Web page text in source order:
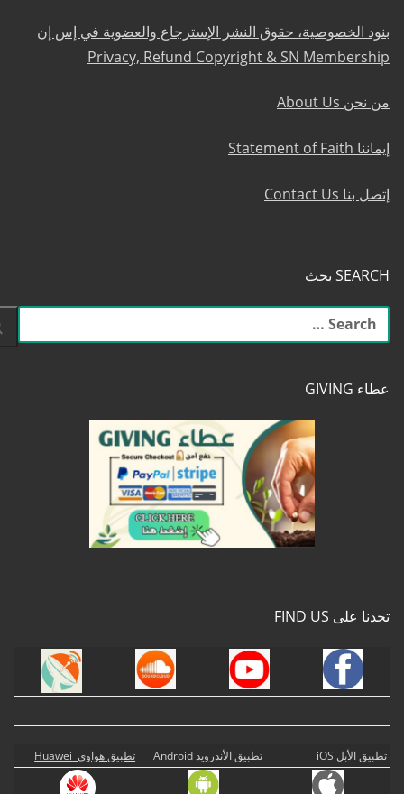
بنود الخصوصية، حقوق النشر الإسترجاع والعضوية في إس إن
Privacy, Refund Copyright & SN Membership
من نحن About Us
إيماننا Statement of Faith
إتصل بنا Contact Us
SEARCH بحث
البحث
عن:
عطاء GIVING
تجدنا على FIND US
تطبيق الأبل iOS تطبيق الأندرويد Android تطبيق هواوي Huawei